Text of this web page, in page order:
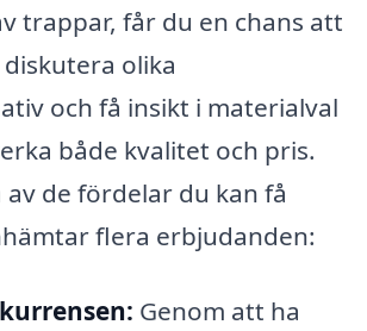
trappar, får du en chans att
olika
och få insikt i materialval
både kvalitet och pris.
de fördelar du kan få
flera erbjudanden:
Genom att ha